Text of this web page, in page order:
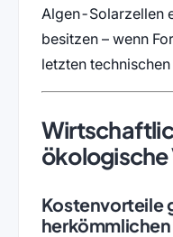
Algen-Solarzellen
besitzen – wenn
letzten
ökologische
Kostenvorteile
herkömmlichen